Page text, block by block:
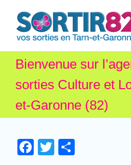
Bienvenue sur
sorties Culture et
et-Garonne (82)
Facebook
Twitter